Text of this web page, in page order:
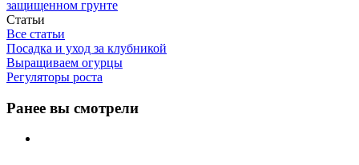
защищенном грунте
Статьи
Все статьи
Посадка и уход за клубникой
Выращиваем огурцы
Регуляторы роста
Ранее вы смотрели